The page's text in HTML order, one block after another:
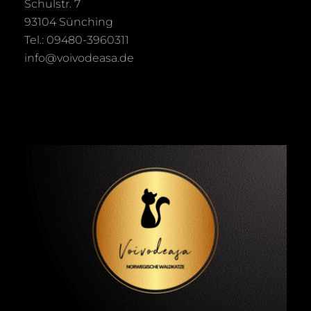
Schulstr. 7
93104 Sünching
Tel.: 09480-3960311
info@voivodeasa.de